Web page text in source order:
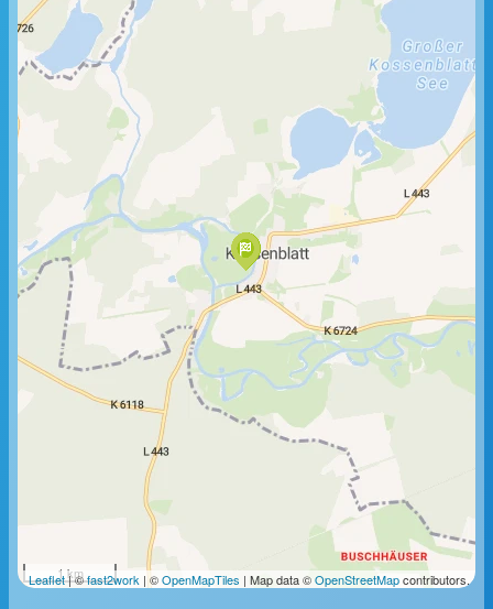
1 km
Leaflet| ©fast2work | ©OpenMapTiles | Map data ©OpenStreetMapcontributors.